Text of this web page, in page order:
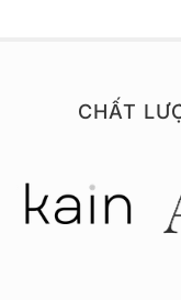
CHẤT